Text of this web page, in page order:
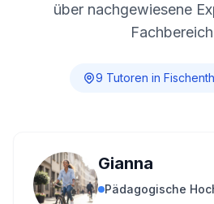
über nachgewiesene
9 Tutoren in
Gianna
Pädagogische